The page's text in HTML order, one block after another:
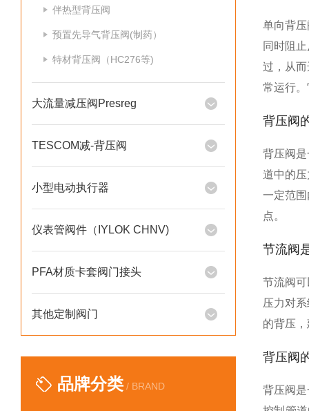
伴热型背压阀
预置先导气背压阀(制药）
特材背压阀（HC276等)
大流量减压阀Presreg
TESCOM减-背压阀
小型电动执行器
仪表管阀件（IYLOK CHNV)
PFA材质卡套阀门接头
其他定制阀门
品牌分类 / BRAND
单向背
同时阻
过，从
常运行
背压阀
背压阀
道中的
一定范
点。
节流阀
节流阀
压力对
的背压
背压阀
背压阀